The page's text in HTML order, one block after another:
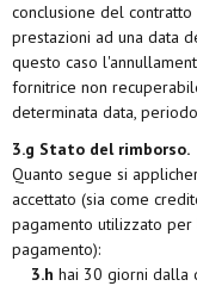
conclusione del
prestazioni ad una data
questo caso
fornitrice non
determinata data,
3.g Stato del rimborso.
Quanto segue si
accettato (sia come
pagamento utilizzato
pagamento):
3.h hai 30 giorni dalla